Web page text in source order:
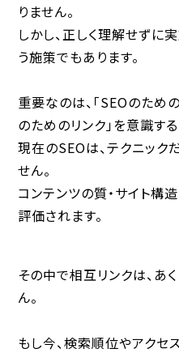
りません。
しかし、正しく理解せずに
う施策でもあります。
重要なのは、「SEOのため
のためのリンク」を意識する
現在のSEOは、テクニッ
せん。
コンテンツの質・サイト構
評価されます。
その中で相互リンクは、あ
ん。
もし今、検索順位やアクセ